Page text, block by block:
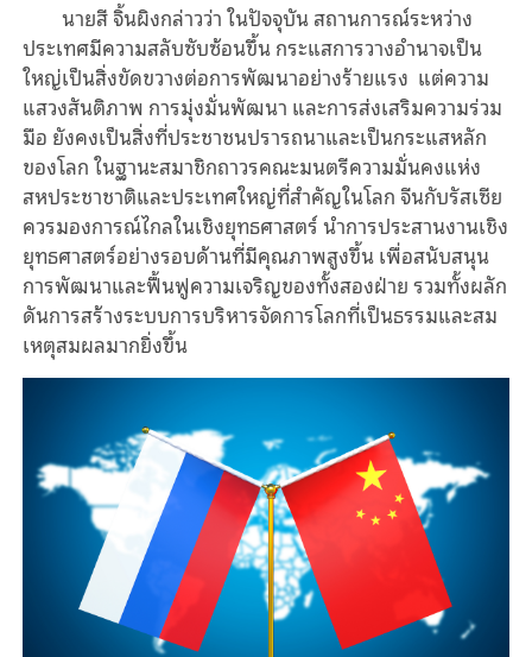
นายสี จิ้นผิงกล่าวว่า ในปัจจุบัน สถานการณ์ระหว่าง
ประเทศมีความสลับซับซ้อนขึ้น กระแสการวางอำนาจเป็น
ใหญ่เป็นสิ่งขัดขวางต่อการพัฒนาอย่างร้ายแรง แต่ความ
แสวงสันติภาพ การมุ่งมั่นพัฒนา และการส่งเสริมความร่วม
มือ ยังคงเป็นสิ่งที่ประชาชนปรารถนาและเป็นกระแสหลัก
ของโลก ในฐานะสมาชิกถาวรคณะมนตรีความมั่นคงแห่ง
สหประชาชาติและประเทศใหญ่ที่สำคัญในโลก จีนกับรัสเซีย
ควรมองการณ์ไกลในเชิงยุทธศาสตร์ นำการประสานงานเชิง
ยุทธศาสตร์อย่างรอบด้านที่มีคุณภาพสูงขึ้น เพื่อสนับสนุน
การพัฒนาและฟื้นฟูความเจริญของทั้งสองฝ่าย รวมทั้งผลัก
ดันการสร้างระบบการบริหารจัดการโลกที่เป็นธรรมและสม
เหตุสมผลมากยิ่งขึ้น